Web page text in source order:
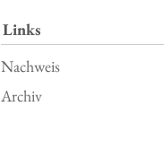
Links
Nachweis
Archiv